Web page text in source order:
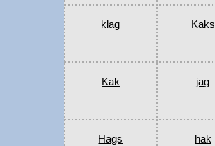
klag Kaks
Kak jag
Hags hak